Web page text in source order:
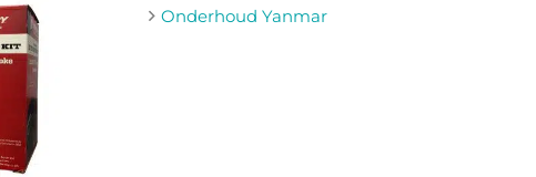
Onderhoud Yanmar